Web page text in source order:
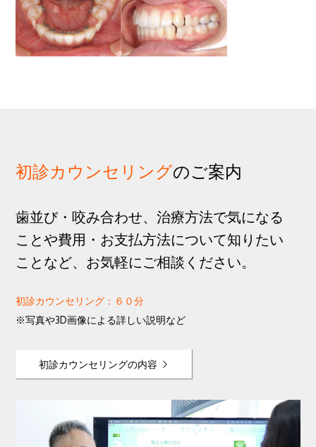
初診カウンセリングのご案内
歯並び・咬み合わせ、治療方法で気になる
ことや費用・お支払方法について知りたい
ことなど、お気軽にご相談ください。
初診カウンセリング：６０分
※写真や3D画像による詳しい説明など
初診カウンセリングの内容